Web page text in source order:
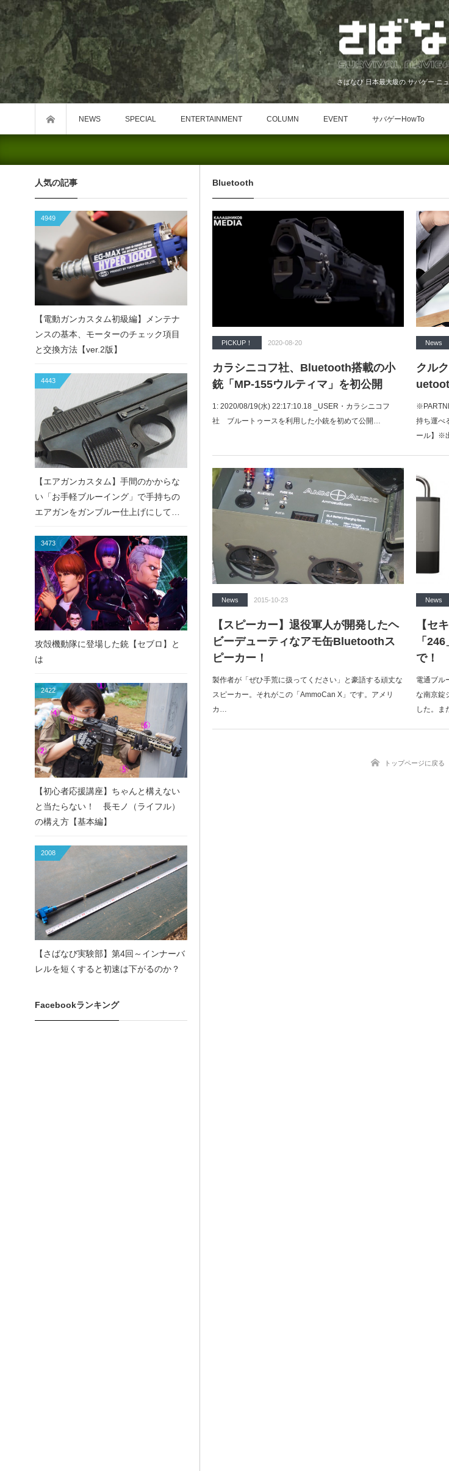
さばなび 日本最大級の サバゲー ニ
NEWS SPECIAL ENTERTAINMENT COLUMN EVENT サバゲーHowTo
Bluetooth
PICKUP！ 2020-08-20
カラシニコフ社、Bluetooth搭載の小
銃「MP-155ウルティマ」を初公開
1: 2020/08/19(水) 22:17:10.18 _USER・カラシニコフ
社 ブルートゥースを利用した小銃を初めて公開…
News
クル
持ち運べ
ール】※
News 2015-10-23
【スピーカー】退役軍人が開発したヘ
ビーデューティなアモ缶Bluetoothス
ピーカー！
製作者が「ぜひ手荒に扱ってください」と豪語する頑丈な
スピーカー。それがこの「AmmoCan X」です。アメリ
カ…
News
【セ
「
で！
電通ブル
な南京錠
した。ま
トップページに戻る
人気の記事
4949
【電動ガンカスタム初級編】メンテナ
ンスの基本、モーターのチェック項目
と交換方法【ver.2版】
4443
【エアガンカスタム】手間のかからな
い「お手軽ブルーイング」で手持ちの
エアガンをガンブルー仕上げにしてみ
3473
攻殻機動隊に登場した銃【セブロ】と
は
2422
【初心者応援講座】ちゃんと構えない
と当たらない！ 長モノ（ライフル）
の構え方【基本編】
2008
【さばなび実験部】第4回～インナーバ
レルを短くすると初速は下がるのか？
Facebookランキング